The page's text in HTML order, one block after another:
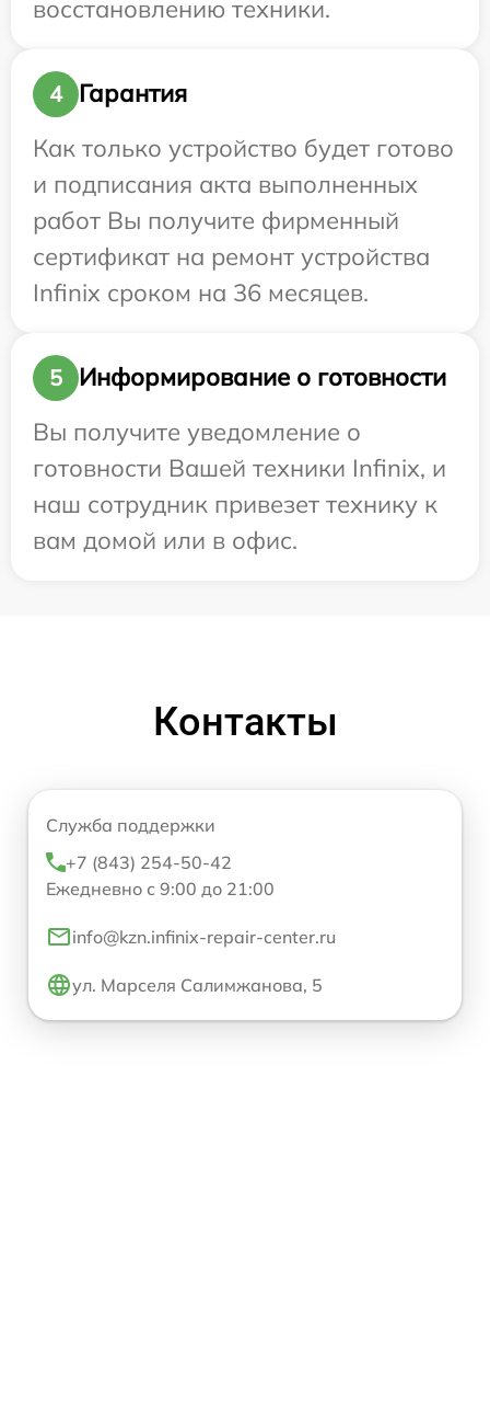
восстановлению техники.
4
Гарантия
Как только устройство будет готово
и подписания акта выполненных
работ Вы получите фирменный
сертификат на ремонт устройства
Infinix сроком на 36 месяцев.
5
Информирование о готовности
Вы получите уведомление о
готовности Вашей техники Infinix, и
наш сотрудник привезет технику к
вам домой или в офис.
Контакты
Служба поддержки
+7 (843) 254-50-42
Ежедневно с 9:00 до 21:00
info@kzn.infinix-repair-center.ru
ул. Марселя Салимжанова, 5